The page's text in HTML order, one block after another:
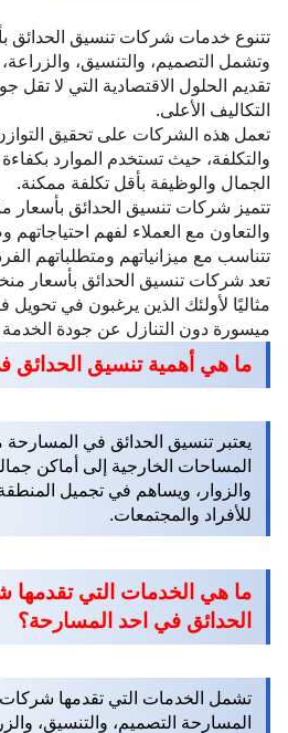
تتنوع خدمات شركات تنسيق الحدائق
وتشمل التصميم، والتنسيق،
تقديم الحلول الاقتصادية التي لا
التكاليف الأعلى.
تعمل هذه الشركات على تحقيق التوازن
والتكلفة، حيث تستخدم الموارد
الجمال والوظيفة بأقل تكلفة ممكنة.
تتميز شركات تنسيق الحدائق بأسعار
والتعاون مع العملاء لفهم
تتناسب مع ميزانياتهم ومتطلباتهم
تعد شركات تنسيق الحدائق بأسعار
مثاليًا لأولئك الذين يرغبون في تحويل
ميسورة دون التنازل عن جودة الخدمة
ما هي أهمية تنسيق الحدائق
يعتبر تنسيق الحدائق في المسارحة
المساحات الخارجية إلى أماكن
والزوار، ويساهم في تجميل
للأفراد والمجتمعات.
ما هي الخدمات التي
الحدائق في احد المسارحة؟
تشمل الخدمات التي تقدمها
المسارحة التصميم، والتنسيق،